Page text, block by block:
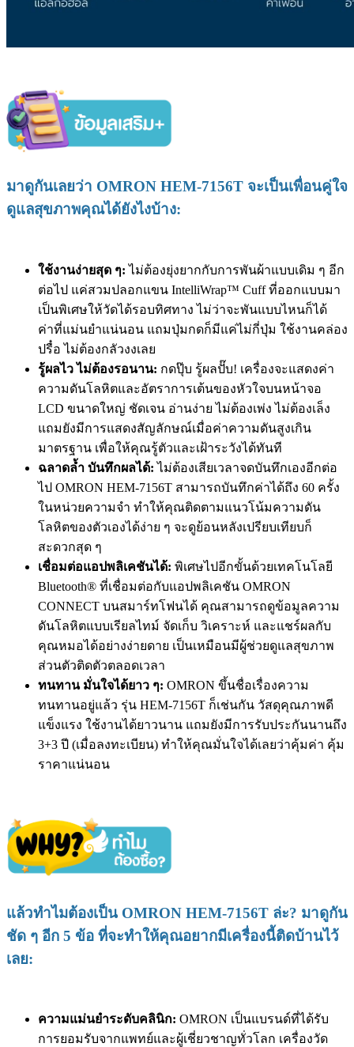
มาดูกันเลยว่า OMRON HEM-7156T จะเป็นเพื่อนคู่ใจ
ดูแลสุขภาพคุณได้ยังไงบ้าง:
ใช้งานง่ายสุด ๆ: ไม่ต้องยุ่งยากกับการพันผ้าแบบเดิม ๆ อีก
ต่อไป แค่สวมปลอกแขน IntelliWrap™ Cuff ที่ออกแบบมา
เป็นพิเศษให้วัดได้รอบทิศทาง ไม่ว่าจะพันแบบไหนก็ได้
ค่าที่แม่นยำแน่นอน แถมปุ่มกดก็มีแค่ไม่กี่ปุ่ม ใช้งานคล่อง
ปรื๋อ ไม่ต้องกลัวงงเลย
รู้ผลไว ไม่ต้องรอนาน: กดปุ๊บ รู้ผลปั๊บ! เครื่องจะแสดงค่า
ความดันโลหิตและอัตราการเต้นของหัวใจบนหน้าจอ
LCD ขนาดใหญ่ ชัดเจน อ่านง่าย ไม่ต้องเพ่ง ไม่ต้องเล็ง
แถมยังมีการแสดงสัญลักษณ์เมื่อค่าความดันสูงเกิน
มาตรฐาน เพื่อให้คุณรู้ตัวและเฝ้าระวังได้ทันที
ฉลาดล้ำ บันทึกผลได้: ไม่ต้องเสียเวลาจดบันทึกเองอีกต่อ
ไป OMRON HEM-7156T สามารถบันทึกค่าได้ถึง 60 ครั้ง
ในหน่วยความจำ ทำให้คุณติดตามแนวโน้มความดัน
โลหิตของตัวเองได้ง่าย ๆ จะดูย้อนหลังเปรียบเทียบก็
สะดวกสุด ๆ
เชื่อมต่อแอปพลิเคชันได้: พิเศษไปอีกขั้นด้วยเทคโนโลยี
Bluetooth® ที่เชื่อมต่อกับแอปพลิเคชัน OMRON
CONNECT บนสมาร์ทโฟนได้ คุณสามารถดูข้อมูลความ
ดันโลหิตแบบเรียลไทม์ จัดเก็บ วิเคราะห์ และแชร์ผลกับ
คุณหมอได้อย่างง่ายดาย เป็นเหมือนมีผู้ช่วยดูแลสุขภาพ
ส่วนตัวติดตัวตลอดเวลา
ทนทาน มั่นใจได้ยาว ๆ: OMRON ขึ้นชื่อเรื่องความ
ทนทานอยู่แล้ว รุ่น HEM-7156T ก็เช่นกัน วัสดุคุณภาพดี
แข็งแรง ใช้งานได้ยาวนาน แถมยังมีการรับประกันนานถึง
3+3 ปี (เมื่อลงทะเบียน) ทำให้คุณมั่นใจได้เลยว่าคุ้มค่า คุ้ม
ราคาแน่นอน
แล้วทำไมต้องเป็น OMRON HEM-7156T ล่ะ? มาดูกัน
ชัด ๆ อีก 5 ข้อ ที่จะทำให้คุณอยากมีเครื่องนี้ติดบ้านไว้
เลย:
ความแม่นยำระดับคลินิก: OMRON เป็นแบรนด์ที่ได้รับ
การยอมรับจากแพทย์และผู้เชี่ยวชาญทั่วโลก เครื่องวัด